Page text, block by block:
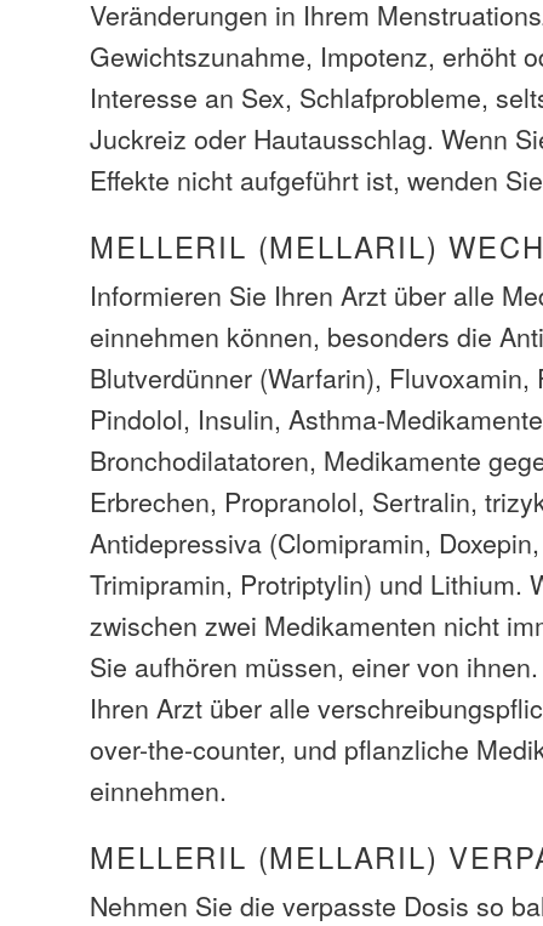
Veränderungen in Ihrem
Gewichtszunahme, Impotenz, erhöht
Interesse an Sex, Schlafprobleme,
Juckreiz oder Hautausschlag. Wenn
Effekte nicht aufgeführt ist, wenden
MELLERIL (MELLARIL)
Informieren Sie Ihren Arzt über alle
einnehmen können, besonders die
Blutverdünner (Warfarin), Fluvoxamin,
Pindolol, Insulin, Asthma-
Bronchodilatatoren, Medikamente
Erbrechen, Propranolol, Sertralin,
Antidepressiva (Clomipramin,
Trimipramin, Protriptylin) und Lithium.
zwischen zwei Medikamenten nicht
Sie aufhören müssen, einer von
Ihren Arzt über alle
over-the-counter, und pflanzliche
einnehmen.
MELLERIL (MELLARIL)
Nehmen Sie die verpasste Dosis so